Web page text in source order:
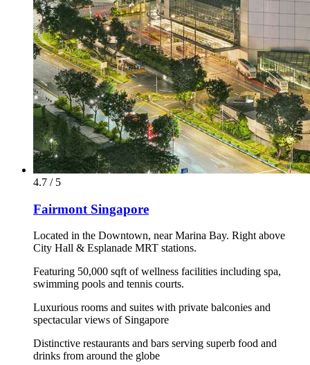
4.7 / 5
Fairmont Singapore
Located in the Downtown, near Marina Bay. Right above
City Hall & Esplanade MRT stations.
Featuring 50,000 sqft of wellness facilities including spa,
swimming pools and tennis courts.
Luxurious rooms and suites with private balconies and
spectacular views of Singapore
Distinctive restaurants and bars serving superb food and
drinks from around the globe